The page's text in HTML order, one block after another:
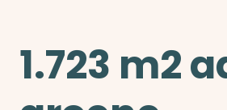
1.723 m2